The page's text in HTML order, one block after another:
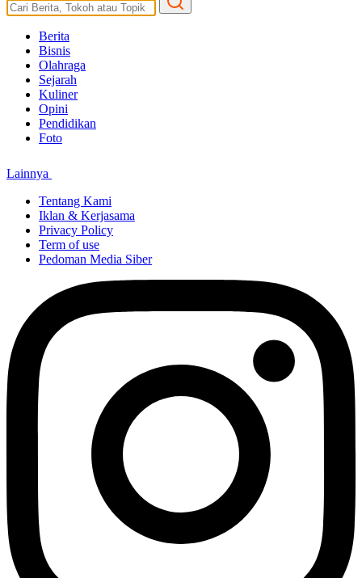
Berita
Bisnis
Olahraga
Sejarah
Kuliner
Opini
Pendidikan
Foto
Lainnya
Tentang Kami
Iklan & Kerjasama
Privacy Policy
Term of use
Pedoman Media Siber